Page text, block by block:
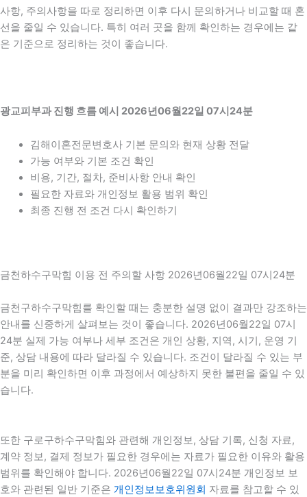
사항, 주의사항을 따로 정리하면 이후 다시 문의하거나 비교할 때 혼
선을 줄일 수 있습니다. 특히 여러 곳을 함께 확인하는 경우에는 같
은 기준으로 정리하는 것이 좋습니다.
광교피부과 진행 흐름 예시 2026년06월22일 07시24분
김해이혼전문변호사 기본 문의와 현재 상황 전달
가능 여부와 기본 조건 확인
비용, 기간, 절차, 준비사항 안내 확인
필요한 자료와 개인정보 활용 범위 확인
최종 진행 전 조건 다시 확인하기
금천하수구막힘 이용 전 주의할 사항 2026년06월22일 07시24분
금천구하수구막힘를 확인할 때는 충분한 설명 없이 결과만 강조하는
안내를 신중하게 살펴보는 것이 좋습니다. 2026년06월22일 07시
24분 실제 가능 여부나 세부 조건은 개인 상황, 지역, 시기, 운영 기
준, 상담 내용에 따라 달라질 수 있습니다. 조건이 달라질 수 있는 부
분을 미리 확인하면 이후 과정에서 예상하지 못한 불편을 줄일 수 있
습니다.
또한 구로구하수구막힘와 관련해 개인정보, 상담 기록, 신청 자료,
계약 정보, 결제 정보가 필요한 경우에는 자료가 필요한 이유와 활용
범위를 확인해야 합니다. 2026년06월22일 07시24분 개인정보 보
호와 관련된 일반 기준은 개인정보보호위원회 자료를 참고할 수 있